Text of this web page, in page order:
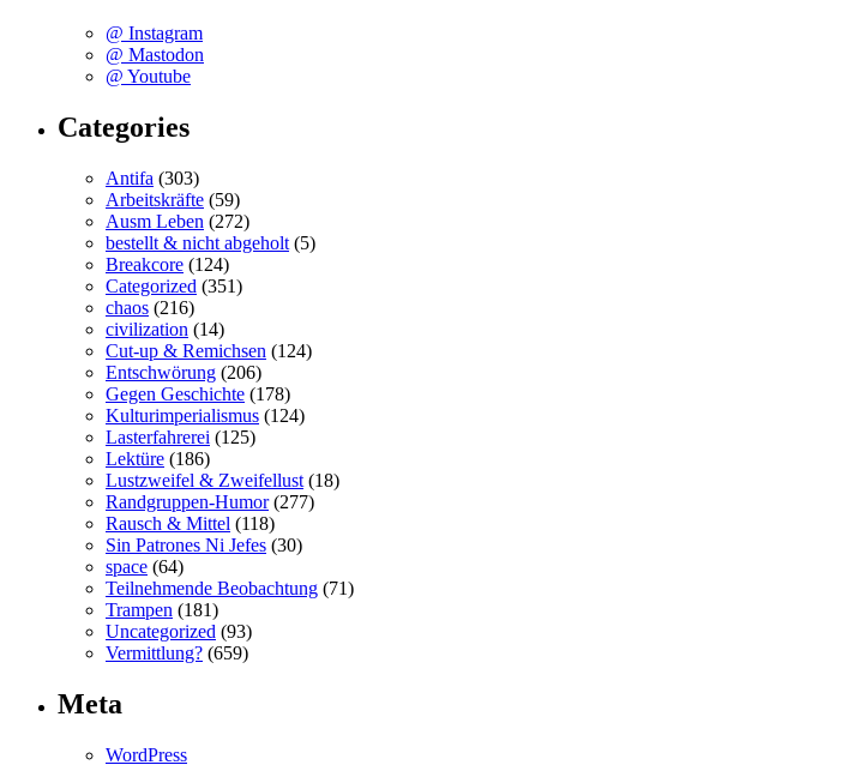
@ Instagram
@ Mastodon
@ Youtube
Categories
Antifa (303)
Arbeitskräfte (59)
Ausm Leben (272)
bestellt & nicht abgeholt (5)
Breakcore (124)
Categorized (351)
chaos (216)
civilization (14)
Cut-up & Remichsen (124)
Entschwörung (206)
Gegen Geschichte (178)
Kulturimperialismus (124)
Lasterfahrerei (125)
Lektüre (186)
Lustzweifel & Zweifellust (18)
Randgruppen-Humor(277)
Rausch & Mittel (118)
Sin Patrones Ni Jefes (30)
space (64)
Teilnehmende Beobachtung (71)
Trampen (181)
Uncategorized (93)
Vermittlung? (659)
Meta
WordPress